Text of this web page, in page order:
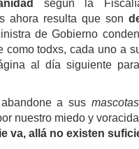
según la
ahora resulta que son
de Gobierno
como todxs, cada uno a
al día siguiente
a sus mascotas
nuestro miedo y
va, allá no existen